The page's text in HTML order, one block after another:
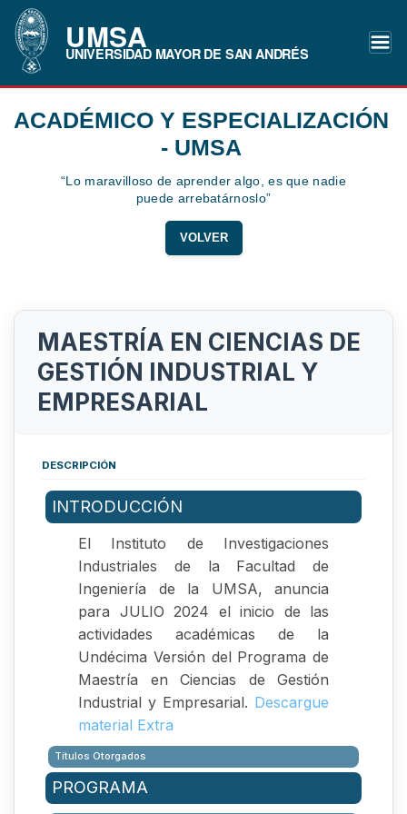
UMSA
UNIVERSIDAD MAYOR DE SAN ANDRÉS
ACADÉMICO Y ESPECIALIZACIÓN
- UMSA
“Lo maravilloso de aprender algo, es que nadie
puede arrebatárnoslo”
VOLVER
MAESTRÍA EN CIENCIAS DE
GESTIÓN INDUSTRIAL Y
EMPRESARIAL
DESCRIPCIÓN
INTRODUCCIÓN
El Instituto de Investigaciones
Industriales de la Facultad de
Ingeniería de la UMSA, anuncia
para JULIO 2024 el inicio de las
actividades académicas de la
Undécima Versión del Programa de
Maestría en Ciencias de Gestión
Industrial y Empresarial. Descargue
material Extra
Títulos Otorgados
Magister Scientiarum en Gestión Industrial y
Empresarial
Diplomado en Gerencia y Recursos Humanos
PROGRAMA